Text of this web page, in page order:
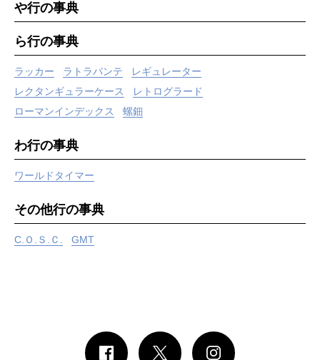
や行の事典
ら行の事典
ラッカー ラトラパンテ
レギュレーター
レクタンギュラーケース
レトログラード
ローマンインデックス
螺鈿
わ行の事典
ワールドタイマー
その他行の事典
C.Ｏ.Ｓ.Ｃ. GMT